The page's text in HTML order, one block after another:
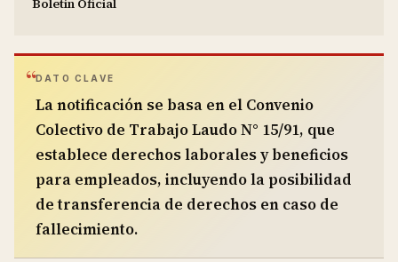
DATO CLAVE
La notificación se basa en el Convenio
Colectivo de Trabajo Laudo N° 15/91, que
establece derechos laborales y beneficios
para empleados, incluyendo la posibilidad
de transferencia de derechos en caso de
fallecimiento.